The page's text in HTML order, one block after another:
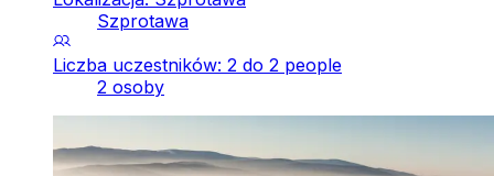
Szprotawa
Liczba uczestników: 2 do 2 people
2 osoby